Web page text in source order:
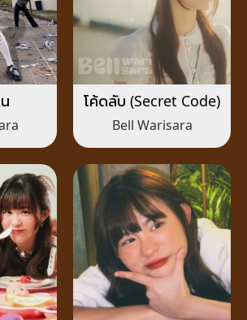
โค้ดลับ (Secret Code)
Bell Warisara